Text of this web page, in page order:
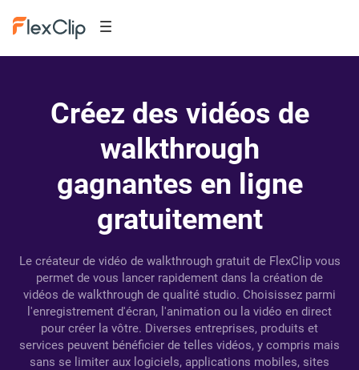
Créez des vidéos de
walkthrough
gagnantes en ligne
gratuitement
Le créateur de vidéo de walkthrough gratuit de FlexClip vous
permet de vous lancer rapidement dans la création de
vidéos de walkthrough de qualité studio. Choisissez parmi
l'enregistrement d'écran, l'animation ou la vidéo en direct
pour créer la vôtre. Diverses entreprises, produits et
services peuvent bénéficier de telles vidéos, y compris mais
sans se limiter aux logiciels, applications mobiles, sites